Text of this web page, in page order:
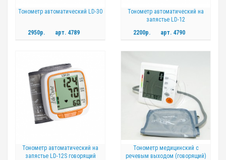
Тонометр автоматический LD-30
2950р. арт. 4789
Тонометр автоматический на
запястье LD-12
2200р.
арт. 4790
Тонометр автоматический на
запястье LD-12S говорящий
Тонометр медицинский с
речевым выходом (говорящий)